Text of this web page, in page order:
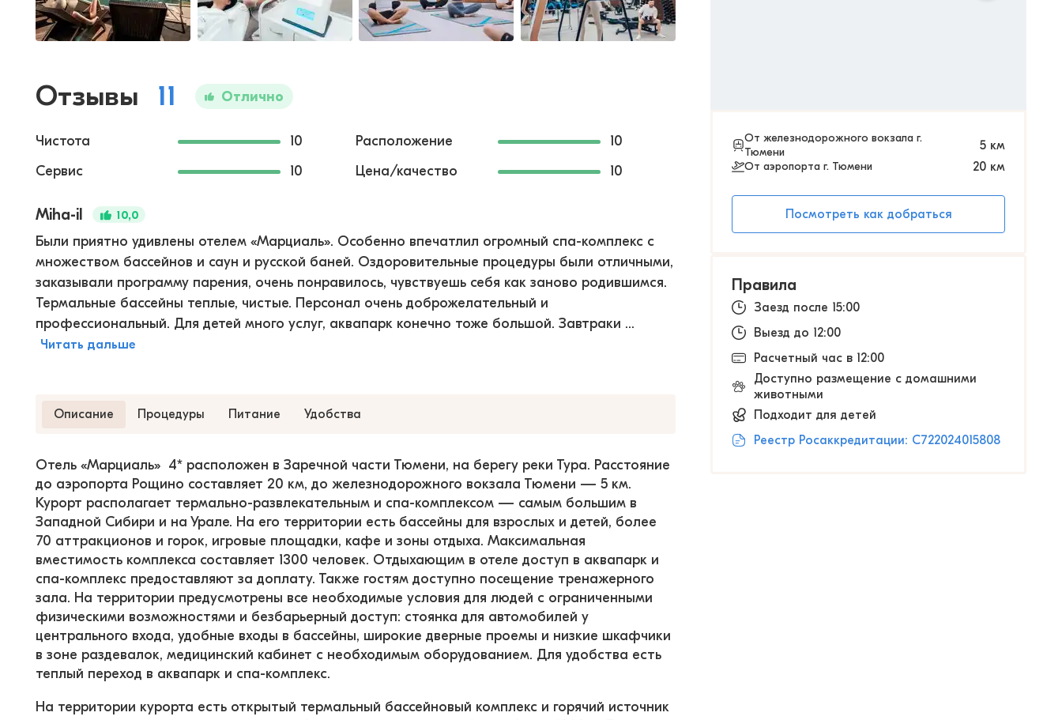
Отзывы 11 Отлично
Чистота 10 Расположение
10
Сервис
10 Цена/качество 10
Miha-il 10,0
Были приятно удивлены отелем «Марциаль». Особенно впечатлил огромный спа-комплекс с
множеством бассейнов и саун и русской баней. Оздоровительные процедуры были отличными,
заказывали программу парения, очень понравилось, чувствуешь себя как заново родившимся.
Термальные бассейны теплые, чистые. Персонал очень доброжелательный и
профессиональный. Для детей много услуг, аквапарк конечно тоже большой. Завтраки ...
Читать дальше
Описание Процедуры Питание Удобства
Отель «Марциаль»  4* расположен в Заречной части Тюмени, на берегу реки Тура. Расстояние
до аэропорта Рощино составляет 20 км, до железнодорожного вокзала Тюмени — 5 км.
Курорт располагает термально-развлекательным и спа-комплексом — самым большим в
Западной Сибири и на Урале. На его территории есть бассейны для взрослых и детей, более
70 аттракционов и горок, игровые площадки, кафе и зоны отдыха. Максимальная
вместимость комплекса составляет 1300 человек. Отдыхающим в отеле доступ в аквапарк и
спа-комплекс предоставляют за доплату. Также гостям доступно посещение тренажерного
зала. На территории предусмотрены все необходимые условия для людей с ограниченными
физическими возможностями и безбарьерный доступ: стоянка для автомобилей у
центрального входа, удобные входы в бассейны, широкие дверные проемы и низкие шкафчики
в зоне раздевалок, медицинский кабинет с необходимым оборудованием. Для удобства есть
теплый переход в аквапарк и спа-комплекс.
На территории курорта есть открытый термальный бассейновый комплекс и горячий источник
От железнодорожного вокзала г.
Тюмени
5 км
От аэропорта г. Тюмени 20 км
Посмотреть как добраться
Правила
Заезд после 15:00
Выезд до 12:00
Расчетный час в 12:00
Доступно размещение с домашними
животными
Подходит для детей
Реестр Росаккредитации: С722024015808